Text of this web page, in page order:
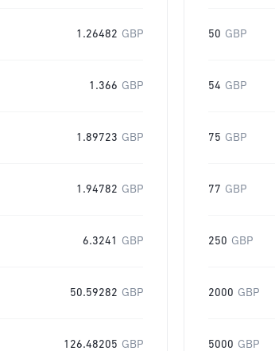
1.26482 GBP
1.366 GBP
1.89723 GBP
1.94782 GBP
6.3241 GBP
50.59282 GBP
126.48205 GBP
50 GBP
54 GBP
75 GBP
77 GBP
250 GBP
2000 GBP
5000 GBP